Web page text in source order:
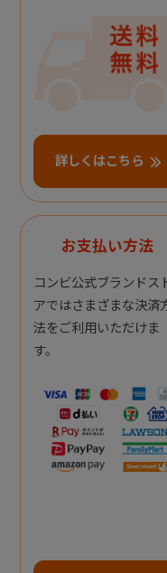
詳しくはこちら
お支払い方法
コンビ公式ブランドス
アではさまざまな決済
法をご利用いただけま
す。